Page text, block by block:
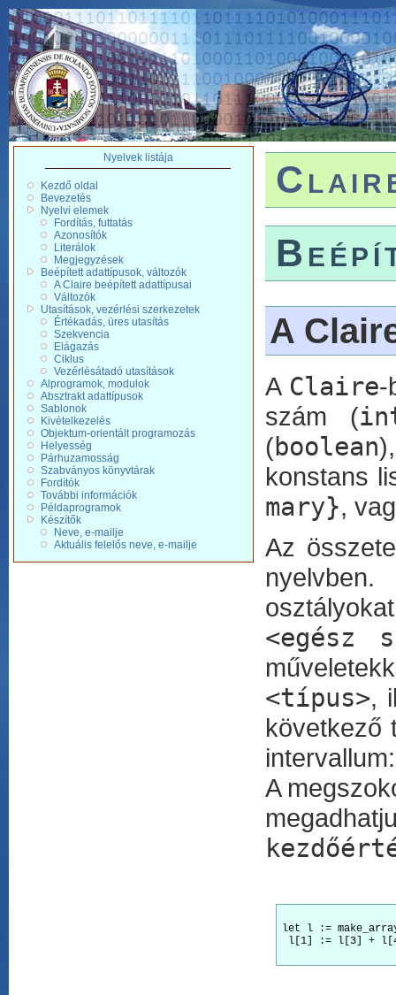
Nyelvek listája
Kezdő oldal
Bevezetés
Nyelvi elemek
Fordítás, futtatás
Azonosítók
Literálok
Megjegyzések
Beépített adattípusok, változók
A Claire beépített adattípusai
Változók
Utasítások, vezérlési szerkezetek
Értékadás, üres utasítás
Szekvencia
Elágazás
Ciklus
Vezérlésátadó utasítások
Alprogramok, modulok
Absztrakt adattípusok
Sablonok
Kivételkezelés
Objektum-orientált programozás
Helyesség
Párhuzamosság
Szabványos könyvtárak
Fordítók
További információk
Példaprogramok
Készítők
Neve, e-mailje
Aktuális felelős neve, e-mailje
A
A Claire-
szám (
(boolean
konstans
mary},
Az
<egész
<típus>,
következő
A
let l :=
l[1] := l[3] +